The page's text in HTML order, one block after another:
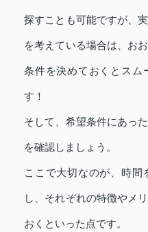
探すことも可能ですが、
を考えている場合は、お
条件を決めておくとスム
す！
そして、希望条件にあっ
を確認しましょう。
ここで大切なのが、時間
し、それぞれの特徴やメ
おくといった点です。